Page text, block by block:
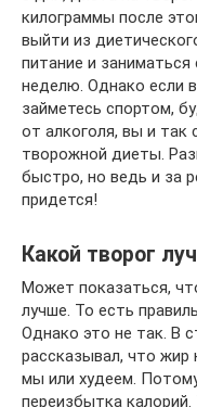
килограммы после
выйти из
питание и
неделю. Однако если
займетесь спортом,
от алкоголя, вы и так
творожной диеты.
быстро, но ведь и за
придется!
Какой творог
Может показаться,
лучше. То есть
Однако это не так. В
рассказывал, что жир
мы или худеем.
переизбытка